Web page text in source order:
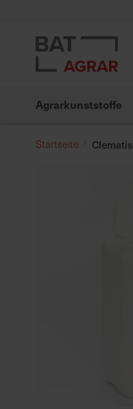
springen
Agrarkunststoffe
Startseite Clematis